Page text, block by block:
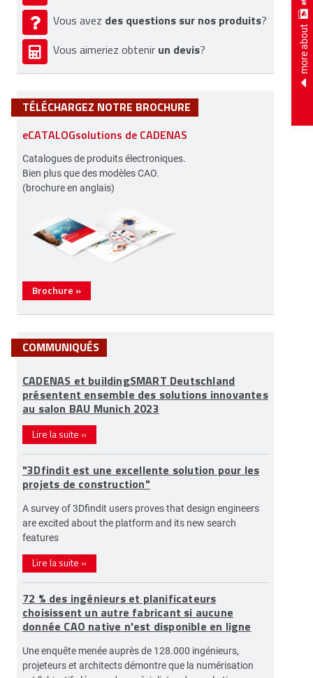
more about
Vous avez des questions sur nos produits?
Vous aimeriez obtenir un devis?
TÉLÉCHARGEZ NOTRE BROCHURE
eCATALOGsolutions de CADENAS
Catalogues de produits électroniques.
Bien plus que des modèles CAO.
(brochure en anglais)
Brochure »
COMMUNIQUÉS
CADENAS et buildingSMART Deutschland
présentent ensemble des solutions innovantes
au salon BAU Munich 2023
Lire la suite »
"3Dfindit est une excellente solution pour les
projets de construction"
A survey of 3Dfindit users proves that design engineers
are excited about the platform and its new search
features
Lire la suite »
72 % des ingénieurs et planificateurs
choisissent un autre fabricant si aucune
donnée CAO native n'est disponible en ligne
Une enquête menée auprès de 128.000 ingénieurs,
projeteurs et architects démontre que la numérisation